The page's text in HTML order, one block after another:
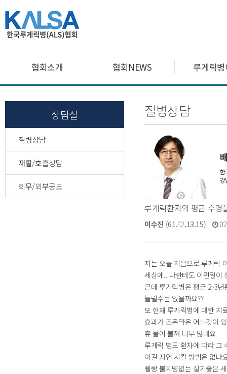
협회소개 협회NEWS 루게릭
상담실
질병상담
재활/호흡상담
회무/외부공모
질병상담
루게릭환자의 평균 수명
이수진 (61.♡.13.15)
저는 오늘 처음으로 루게릭
세상에.. 나한테도 이런일이
근데 루게릭병은 평균 2~3
늘릴수는 없을까요??
또 현재 루게릭병에 대한 치
효과가 조은약은 어느것이
휴 물어 볼께 너무 많네요
루게릭 병도 환자에 따라 그
이걸 지연 시킬 방법은 없나
빨랑 불치병없는 살기좋은